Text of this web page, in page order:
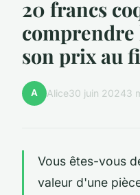
20 francs
son prix au
A Alice30 juin 20243
Vous êtes-vous
valeur d'une